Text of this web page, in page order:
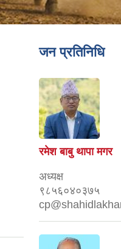
जन प्रतिनिधि
रमेश बाबु थापा मगर
अध्यक्ष
९८५६०४०३७५